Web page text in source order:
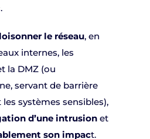
le réseau, en
internes, les
la DMZ (ou
servant de barrière
systèmes sensibles),
d’une intrusion et
son impact.